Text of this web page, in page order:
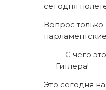
сегодня
Вопрос только
— С чего
Гитлера!
Это сегодня